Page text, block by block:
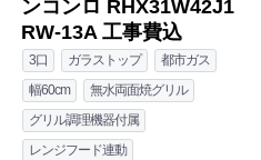
ンコンロ RHX31W42J1
RW-13A 工事費込
3口 ガラストップ
都市ガス
幅60cm
無水両面焼グリル
グリル調理機器付属
レンジフード連動